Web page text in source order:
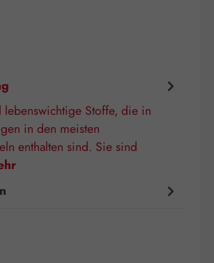
Stoffe, die in
in den meisten
enthalten sind. Sie sind